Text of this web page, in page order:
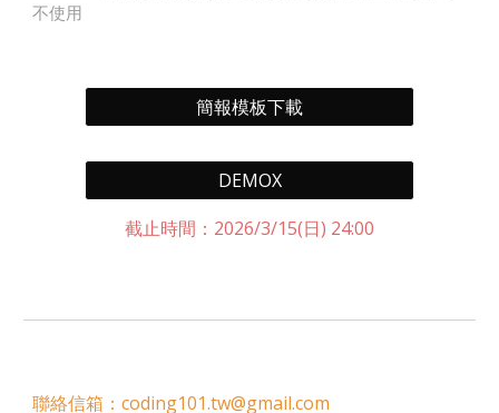
不使用
簡報模板下載
DEMOX
截止時間：2026/3/15(日) 24:00
聯絡信箱：coding101.tw@gmail.com